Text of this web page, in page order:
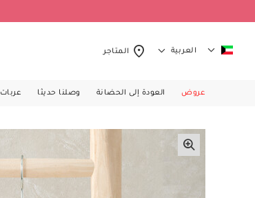
العربية المتاجر
عروض العودة إلى الحضانة وصلنا حديثا